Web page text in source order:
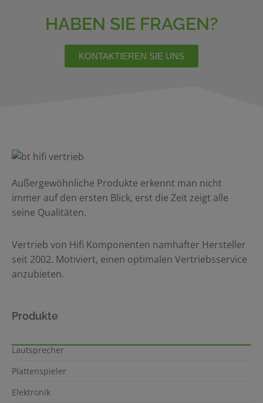
HABEN SIE FRAGEN?
KONTAKTIEREN SIE UNS
Außergewöhnliche Produkte erkennt man nicht
immer auf den ersten Blick, erst die Zeit zeigt alle
seine Qualitäten.
Vertrieb von Hifi Komponenten namhafter Hersteller
seit 2002. Motiviert, einen optimalen Vertriebsservice
anzubieten.
Produkte
Lautsprecher
Plattenspieler
Elektronik